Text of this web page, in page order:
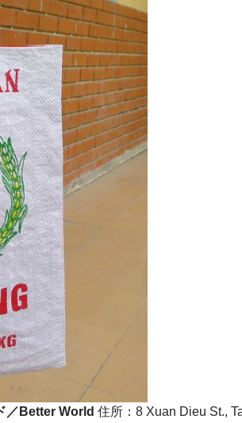
／Better World 住所：8 Xuan Dieu St.,